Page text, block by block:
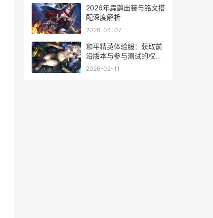
2026年扁鹊出装与铭文搭
配深度解析
2026-04-07
和平精英体验服：获取前
沿版本与参与测试的权威
指南
2026-02-11